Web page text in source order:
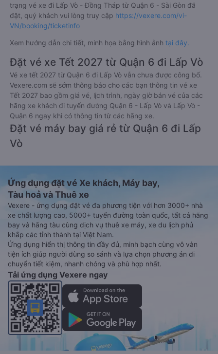
trạng vé xe đi Lấp Vò - Đồng Tháp từ Quận 6 - Sài Gòn đã
đặt, quý khách vui lòng truy cập https://vexere.com/vi-
VN/booking/ticketinfo
Xem hướng dẫn chi tiết, minh họa bằng hình ảnh tại đây.
Đặt vé xe Tết 2027 từ Quận 6 đi Lấp Vò
Vé xe tết 2027 từ Quận 6 đi Lấp Vò vẫn chưa được công bố.
Vexere.com sẽ sớm thông báo cho các bạn thông tin vé xe
Tết 2027 bao gồm giá vé, lịch trình, ngày giờ bán vé của các
hãng xe khách đi tuyến đường Quận 6 - Lấp Vò và Lấp Vò -
Quận 6 ngay khi có thông tin từ các hãng xe.
Đặt vé máy bay giá rẻ từ Quận 6 đi Lấp
Vò
Ứng dụng đặt vé Xe khách, Máy bay,
Tàu hoả và Thuê xe
Vexere - ứng dụng đặt vé đa phương tiện với hơn 3000+ nhà
xe chất lượng cao, 5000+ tuyến đường toàn quốc, tất cả hãng
bay và hãng tàu cùng dịch vụ thuê xe máy, xe du lịch phủ
khắp các tỉnh thành tại Việt Nam.
Ứng dụng hiển thị thông tin đầy đủ, minh bạch cùng vô vàn
tiện ích giúp người dùng so sánh và lựa chọn phương án di
chuyển tiết kiệm, nhanh chóng và phù hợp nhất.
Tải ứng dụng Vexere ngay